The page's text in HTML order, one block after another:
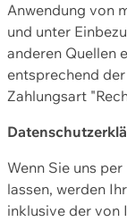
Anwendung von
und unter
anderen Quellen
entsprechend
Zahlungsart
Wenn Sie uns
lassen, werden
inklusive der von